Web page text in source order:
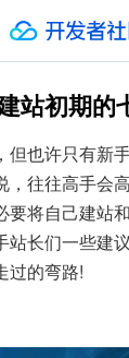
站初期的
但也许只有新
，往往高手会
要将自己建站
长们一些建
过的弯路!